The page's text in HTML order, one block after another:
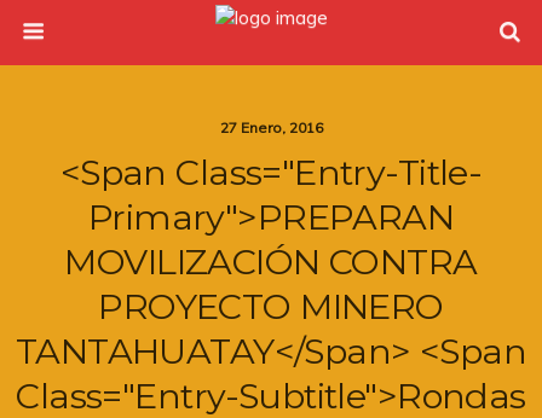
27 Enero, 2016
<span Class="entry-Title-
Primary">PREPARAN
MOVILIZACIÓN CONTRA
PROYECTO MINERO
TANTAHUATAY</span> <span
Class="entry-Subtitle">Rondas